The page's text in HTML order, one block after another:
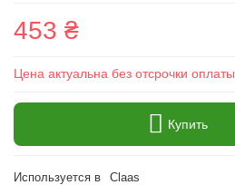
453 ₴
Цена актуальна без отсрочки оплаты
Купить
Используется в
Claas